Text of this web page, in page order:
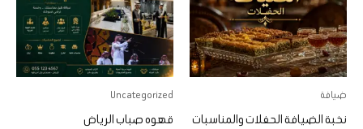
ضيافة
نخبة الضيافة الحفلات والمناسبات
الأشكال
المختلفة
لهذا
يمكن
Uncategorized
قهوه صباب الرياض
الأشكال
المختلفة
لهذا